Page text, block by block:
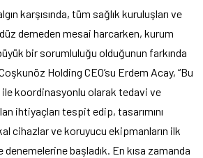
karşısında, tüm sağlık kuruluşları ve
demeden mesai harcarken, kurum
bir sorumluluğu olduğunun farkında
Holding CEO’su Erdem Acay, “Bu
koordinasyonlu olarak tedavi ve
ihtiyaçları tespit edip, tasarımını
cihazlar ve koruyucu ekipmanların ilk
başladık. En kısa zamanda